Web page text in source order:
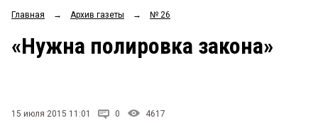
ОБЩЕСТВО
ЗАКОН
ПРОИСШЕСТВИЯ
Рейтинги
Главная → Архив газеты → № 26
«Нужна полировка закона»
15 июля 2015 11:01 0 4617